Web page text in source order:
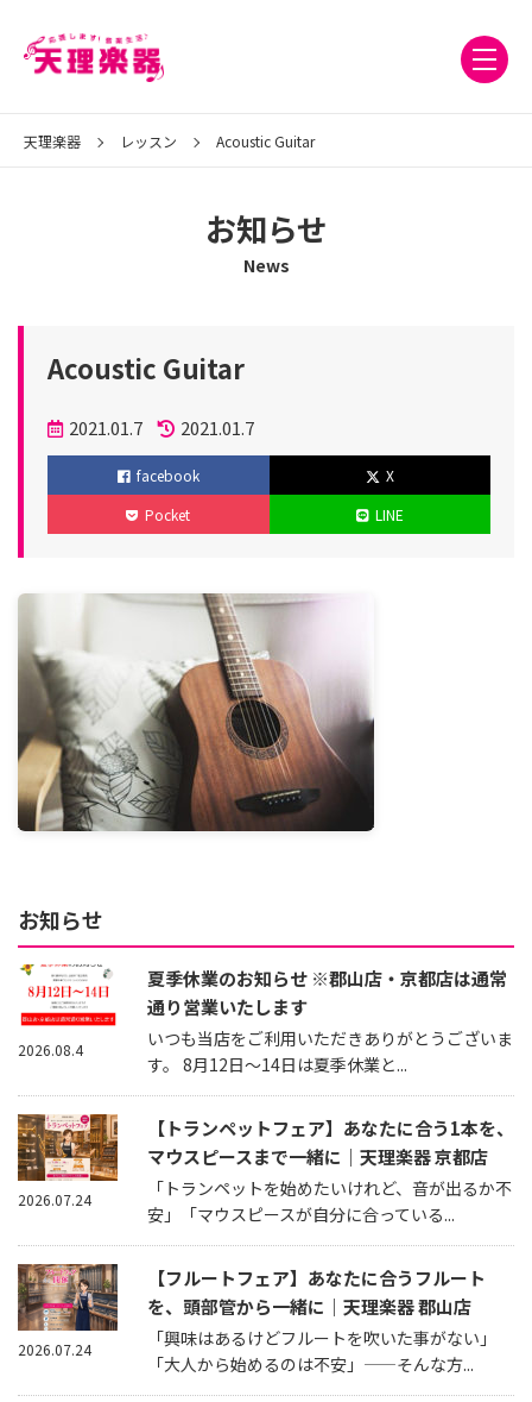
天理楽器 レッスン Acoustic Guitar
お知らせ
News
Acoustic Guitar
投
稿
日
2021.01.7
更
新
2021.01.7
facebook
X
Pocket
LINE
お知らせ
夏季休業のお知らせ ※郡山店・京都店は通常
通り営業いたします
いつも当店をご利用いただきありがとうございま
す。 8月12日～14日は夏季休業と...
2026.08.4
【トランペットフェア】あなたに合う1本を、
マウスピースまで一緒に｜天理楽器 京都店
「トランペットを始めたいけれど、音が出るか不
安」「マウスピースが自分に合っている...
2026.07.24
【フルートフェア】あなたに合うフルート
を、頭部管から一緒に｜天理楽器 郡山店
「興味はあるけどフルートを吹いた事がない」
「大人から始めるのは不安」——そんな方...
2026.07.24